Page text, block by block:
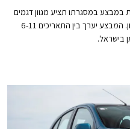
במבצע במסגרתו תציע מגוון דגמים
בהנחות של עד 23,000 ₪ ממחיר המחירון. המבצע יערך בין התאריכים 6-11